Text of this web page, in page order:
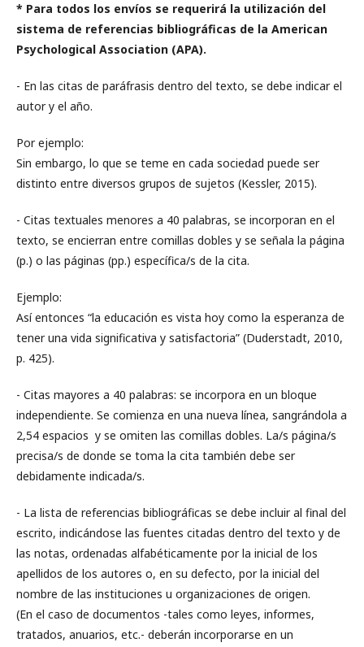
* Para todos los envíos se requerirá la utilización del
sistema de referencias bibliográficas de la American
Psychological Association (APA).
- En las citas de paráfrasis dentro del texto, se debe indicar el
autor y el año.
Por ejemplo:
Sin embargo, lo que se teme en cada sociedad puede ser
distinto entre diversos grupos de sujetos (Kessler, 2015).
- Citas textuales menores a 40 palabras, se incorporan en el
texto, se encierran entre comillas dobles y se señala la página
(p.) o las páginas (pp.) específica/s de la cita.
Ejemplo:
Así entonces “la educación es vista hoy como la esperanza de
tener una vida significativa y satisfactoria” (Duderstadt, 2010,
p. 425).
- Citas mayores a 40 palabras: se incorpora en un bloque
independiente. Se comienza en una nueva línea, sangrándola a
2,54 espacios y se omiten las comillas dobles. La/s página/s
precisa/s de donde se toma la cita también debe ser
debidamente indicada/s.
- La lista de referencias bibliográficas se debe incluir al final del
escrito, indicándose las fuentes citadas dentro del texto y de
las notas, ordenadas alfabéticamente por la inicial de los
apellidos de los autores o, en su defecto, por la inicial del
nombre de las instituciones u organizaciones de origen.
(En el caso de documentos -tales como leyes, informes,
tratados, anuarios, etc.- deberán incorporarse en un